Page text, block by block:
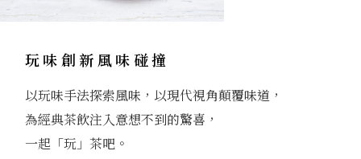
玩味創新風味碰撞
以玩味手法探索風味，以現代視角顛覆味道，
為經典茶飲注入意想不到的驚喜，
一起「玩」茶吧。